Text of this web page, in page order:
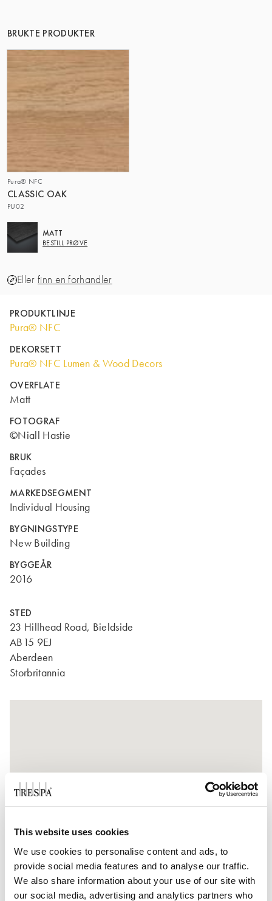
This website uses cookies
We use cookies to personalise content and ads, to
provide social media features and to analyse our traffic.
We also share information about your use of our site with
our social media, advertising and analytics partners who
BRUKTE PRODUKTER
Pura® NFC
CLASSIC OAK
PU02
MATT
BESTILL PRØVE
Eller finn en forhandler
PRODUKTLINJE
Pura® NFC
DEKORSETT
Pura® NFC Lumen & Wood Decors
OVERFLATE
Matt
FOTOGRAF
©Niall Hastie
BRUK
Façades
MARKEDSEGMENT
Individual Housing
BYGNINGSTYPE
New Building
BYGGEÅR
2016
STED
23 Hillhead Road, Bieldside
AB15 9EJ
Aberdeen
Storbritannia